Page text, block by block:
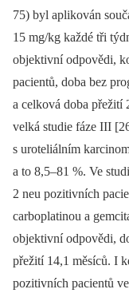
75) byl aplikován
15 mg/kg každé tři
objektivní odpo­vědi,
pacientů, doba bez
a celková doba přežití
velká studie fáze III
s uroteliálním
a to 8,5–81 %. Ve
2 neu pozitivních
carboplatinou a
objektivní odpovědi,
přežití 14,1 mě­síců. I
pozitivních pacientů